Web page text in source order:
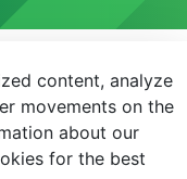
E-learning
content, analyze
movements on the
about our
for the best